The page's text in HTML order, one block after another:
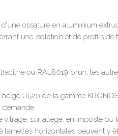
ossature en aluminium
une isolation et de profils de
ou RAL8019 brun, les
U520 de la gamme
sur allège, en imposte ou
lamelles horizontales peuvent y